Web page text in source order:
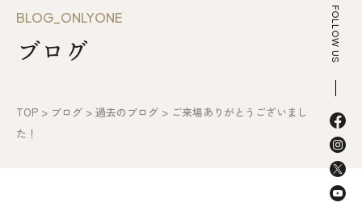
イベント情報
施工の流れ&アフターサポート
FOLLOW US
BLOG_ONLYONE
ブログ
TOP > ブログ > 過去のブログ > ご来場ありがとうございまし
た！